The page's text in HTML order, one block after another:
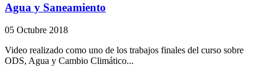
Agua y Saneamiento
05 Octubre 2018
Video realizado como uno de los trabajos finales del curso sobre
ODS, Agua y Cambio Climático...